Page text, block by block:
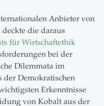
Anbieter von
die daraus
für Wirtschaftethik
bei der
Dilemmata im
der Demokratischen
Erkenntnisse
von Kobalt aus der